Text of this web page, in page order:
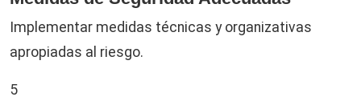
Implementar medidas técnicas y organizativas
apropiadas al riesgo.
5